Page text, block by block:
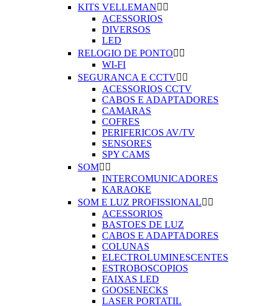
KITS VELLEMAN 
ACESSORIOS
DIVERSOS
LED
RELOGIO DE PONTO 
WI-FI
SEGURANCA E CCTV 
ACESSORIOS CCTV
CABOS E ADAPTADORES
CAMARAS
COFRES
PERIFERICOS AV/TV
SENSORES
SPY CAMS
SOM 
INTERCOMUNICADORES
KARAOKE
SOM E LUZ PROFISSIONAL 
ACESSORIOS
BASTOES DE LUZ
CABOS E ADAPTADORES
COLUNAS
ELECTROLUMINESCENTES
ESTROBOSCOPIOS
FAIXAS LED
GOOSENECKS
LASER PORTATIL